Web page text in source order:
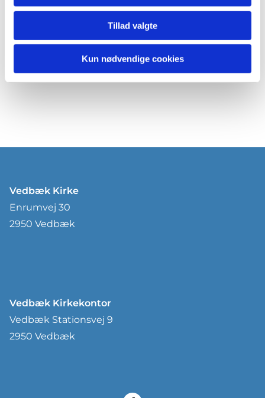
Tillad valgte
Kun nødvendige cookies
Vedbæk Kirke
Enrumvej 30
2950 Vedbæk
Vedbæk Kirkekontor
Vedbæk Stationsvej 9
2950 Vedbæk